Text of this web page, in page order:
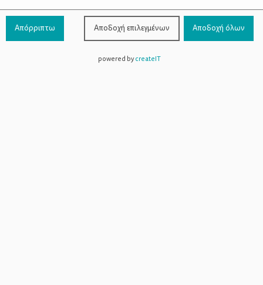
Απόρριπτω Αποδοχή επιλεγμένων Αποδοχή όλων
powered bycreateIT